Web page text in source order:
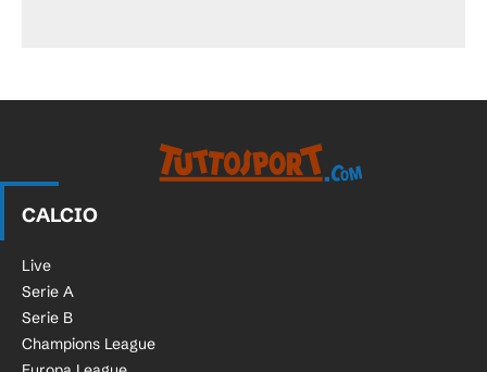
CALCIO
Live
Serie A
Serie B
Champions League